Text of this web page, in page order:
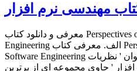
مهندسی نرم افزار
معرفی و دانلود کتاب Perspectives on Data Science for Software
Engineering الف. معرفی کتاب Perspectives on Data Science for
Software Engineering کتاب مهندسی نرم افزار با عنوان ' نظریات
' حاوی مجموعه ای از برترین